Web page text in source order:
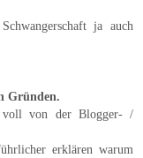
ja auch
Gründen.
voll von der Blogger- /
erklären warum